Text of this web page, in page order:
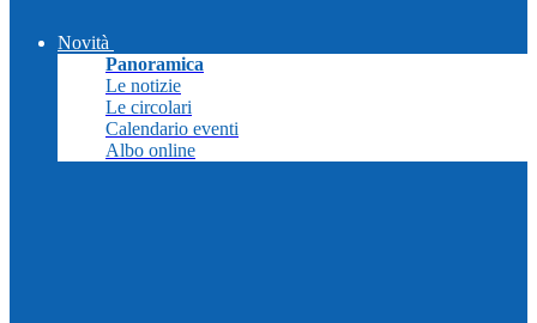
Novità
Panoramica
Le notizie
Le circolari
Calendario eventi
Albo online